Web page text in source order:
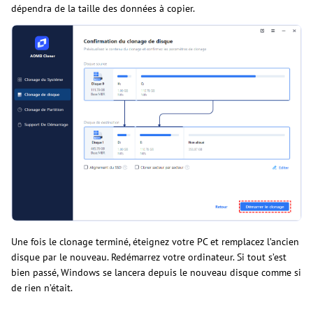
dépendra de la taille des données à copier.
Une fois le clonage terminé, éteignez votre PC et remplacez l’ancien
disque par le nouveau. Redémarrez votre ordinateur. Si tout s’est
bien passé, Windows se lancera depuis le nouveau disque comme si
de rien n’était.